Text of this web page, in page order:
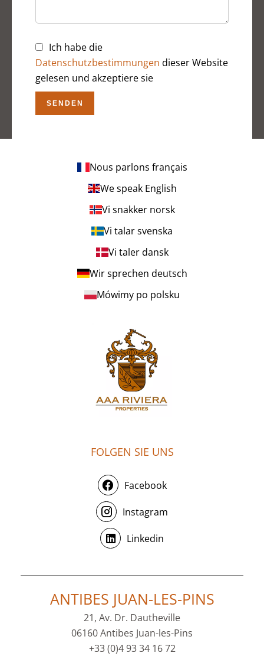
Ich habe die
Datenschutzbestimmungen dieser Website
gelesen und akzeptiere sie
SENDEN
Nous parlons français
We speak English
Vi snakker norsk
Vi talar svenska
Vi taler dansk
Wir sprechen deutsch
Mówimy po polsku
FOLGEN SIE UNS
Facebook
Instagram
Linkedin
ANTIBES JUAN-LES-PINS
21, Av. Dr. Dautheville
06160 Antibes Juan-les-Pins
+33 (0)4 93 34 16 72